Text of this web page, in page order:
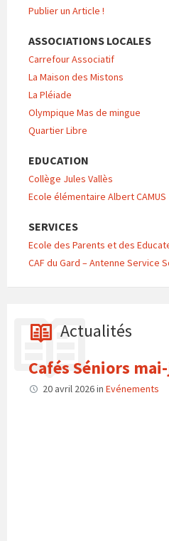
Publier un Article !
ASSOCIATIONS LOCALES
Carrefour Associatif
La Maison des Mistons
La Pléiade
Olympique Mas de mingue
Quartier Libre
EDUCATION
Collège Jules Vallès
Ecole élémentaire Albert CAMUS
SERVICES
Ecole des Parents et des
CAF du Gard – Antenne Service
Actualités
Cafés Séniors
20 avril 2026in Evénements